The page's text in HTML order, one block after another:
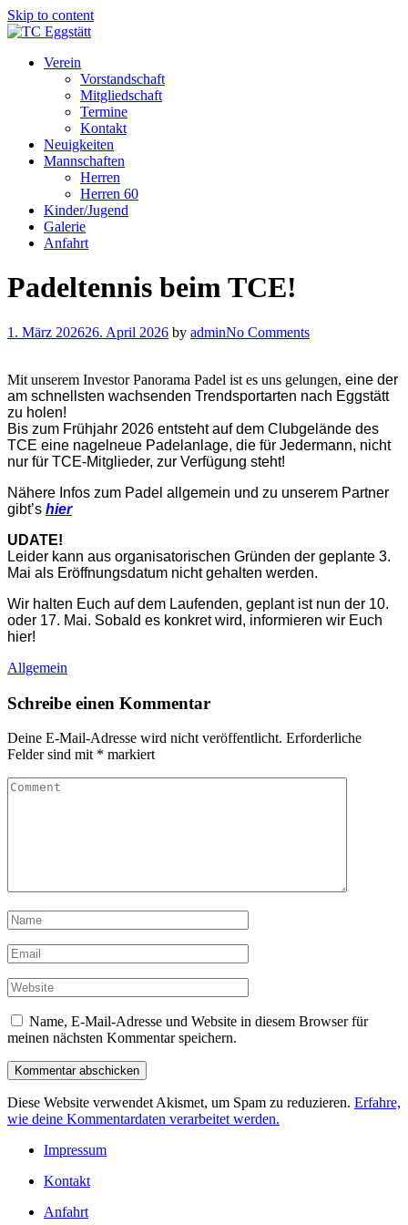
Skip to content
Verein
Vorstandschaft
Mitgliedschaft
Termine
Kontakt
Neuigkeiten
Mannschaften
Herren
Herren 60
Kinder/Jugend
Galerie
Anfahrt
Padeltennis beim TCE!
1. März 202626. April 2026 by adminNo Comments
Mit unserem Investor Panorama Padel ist es uns gelungen, eine der
am schnellsten wachsenden Trendsportarten nach Eggstätt
zu holen!
Bis zum Frühjahr 2026 entsteht auf dem Clubgelände des
TCE eine nagelneue Padelanlage, die für Jedermann, nicht
nur für TCE-Mitglieder, zur Verfügung steht!
Nähere Infos zum Padel allgemein und zu unserem Partner
gibt’s hier
UDATE!
Leider kann aus organisatorischen Gründen der geplante 3.
Mai als Eröffnungsdatum nicht gehalten werden.
Wir halten Euch auf dem Laufenden, geplant ist nun der 10.
oder 17. Mai. Sobald es konkret wird, informieren wir Euch
hier!
Allgemein
Schreibe einen Kommentar
Deine E-Mail-Adresse wird nicht veröffentlicht. Erforderliche
Felder sind mit * markiert
Name, E-Mail-Adresse und Website in diesem Browser für
meinen nächsten Kommentar speichern.
Diese Website verwendet Akismet, um Spam zu reduzieren. Erfahre,
wie deine Kommentardaten verarbeitet werden.
Impressum
Kontakt
Anfahrt